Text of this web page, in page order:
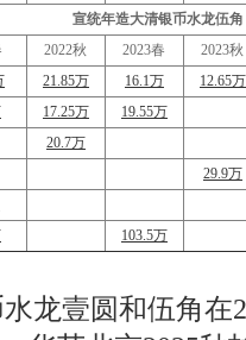
宣统年造大清银币水龙伍角
2022秋 2023春
2023秋
21.85万 16.1万
12.65万
17.25万
19.55万
20.7万
29.9万
103.5万
龙壹圆和伍角在